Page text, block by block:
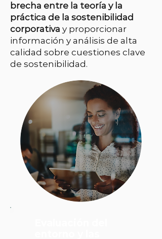
brecha entre la teoría y la
práctica de la sostenibilidad
corporativa y proporcionar
información y análisis de alta
calidad sobre cuestiones clave
de sostenibilidad.